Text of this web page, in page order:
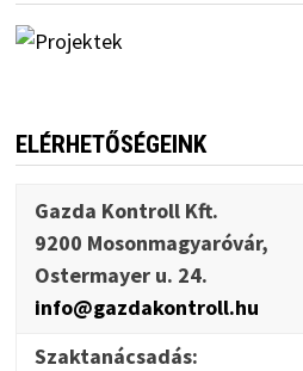
ELÉRHETŐSÉGEINK
Gazda Kontroll Kft.
9200 Mosonmagyaróvár,
Ostermayer u. 24.
info@gazdakontroll.hu
Szaktanácsadás: